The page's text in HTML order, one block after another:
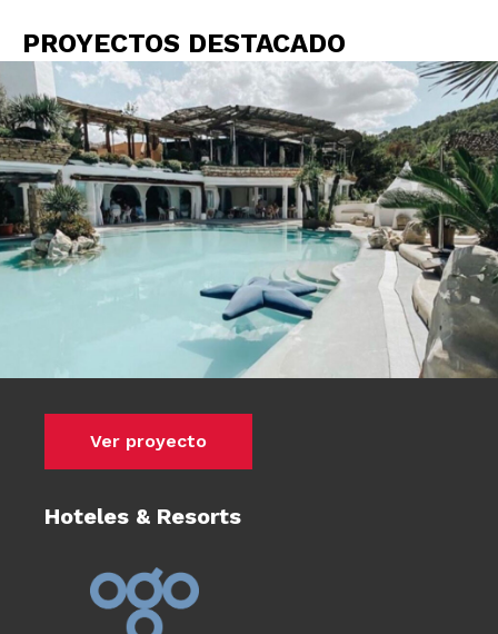
PROYECTOS DESTACADO
Hoteles & Resorts
Ver proyecto